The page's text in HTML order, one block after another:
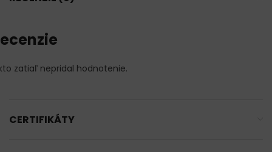
zatiaľ nepridal hodnotenie.
CERTIFIKÁTY